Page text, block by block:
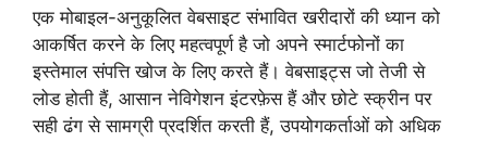
एक मोबाइल-अनुकूलित वेबसाइट संभावित खरीदारों की ध्यान को
आकर्षित करने के लिए महत्वपूर्ण है जो अपने स्मार्टफोनों का
इस्तेमाल संपत्ति खोज के लिए करते हैं। वेबसाइट्स जो तेजी से
लोड होती हैं, आसान नेविगेशन इंटरफ़ेस हैं और छोटे स्क्रीन पर
सही ढंग से सामग्री प्रदर्शित करती हैं, उपयोगकर्ताओं को अधिक